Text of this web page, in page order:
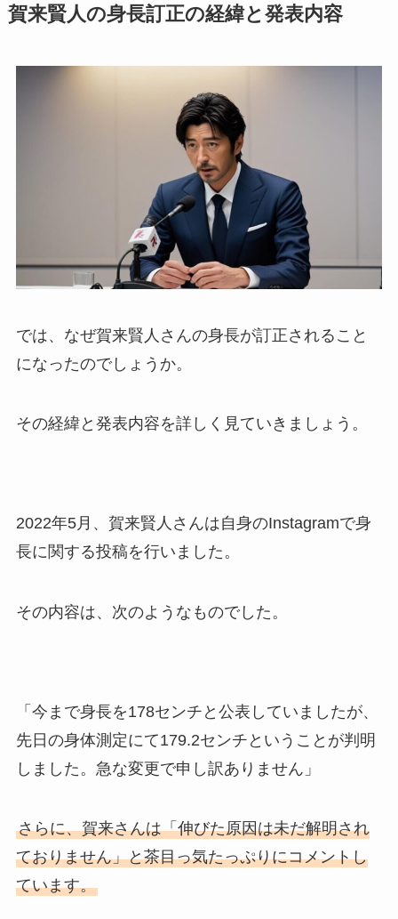
賀来賢人の身長訂正の経緯と発表内容
では、なぜ賀来賢人さんの身長が訂正されること
になったのでしょうか。
その経緯と発表内容を詳しく見ていきましょう。
2022年5月、賀来賢人さんは自身のInstagramで身
長に関する投稿を行いました。
その内容は、次のようなものでした。
「今まで身長を178センチと公表していましたが、
先日の身体測定にて179.2センチということが判明
しました。急な変更で申し訳ありません」
さらに、賀来さんは「伸びた原因は未だ解明され
ておりません」と茶目っ気たっぷりにコメントし
ています。